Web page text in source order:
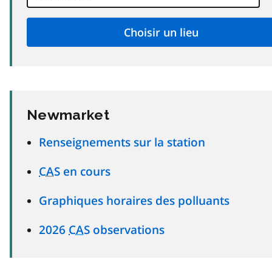
Newmarket
Renseignements sur la station
CAS en cours
Graphiques horaires des polluants
2026 CAS observations